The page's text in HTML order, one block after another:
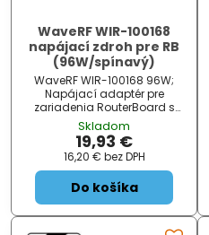
WaveRF WIR-100168
napájací zdroh pre RB
(96W/spínavý)
WaveRF WIR-100168 96W;
Napájací adaptér pre
zariadenia RouterBoard s
výstupným napätím 48 V a
výkonom 96 W. Adaptér je
dodávaný s napájacím
káblom.
Skladom
19,93 €
16,20 € bez DPH
Do košíka